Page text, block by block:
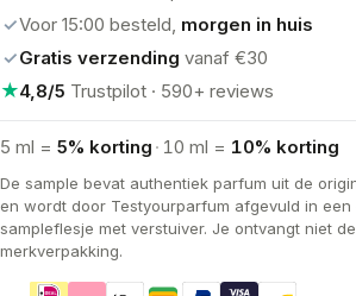
✓Voor 15:00 besteld, morgen in huis
✓Gratis verzending vanaf €30
★4,8/5 Trustpilot · 590+ reviews
5 ml = 5% korting · 10 ml = 10% korting
De sample bevat authentiek parfum uit de
en wordt door Testyourparfum afgevuld in een
sampleflesje met verstuiver. Je ontvangt niet
merkverpakking.